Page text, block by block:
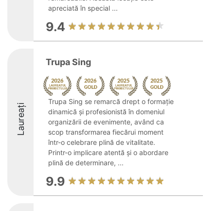
apreciată în special ...
9.4
Laureați
Trupa Sing
Trupa Sing se remarcă drept o formație
dinamică și profesionistă în domeniul
organizării de evenimente, având ca
scop transformarea fiecărui moment
într-o celebrare plină de vitalitate.
Printr-o implicare atentă și o abordare
plină de determinare, ...
9.9